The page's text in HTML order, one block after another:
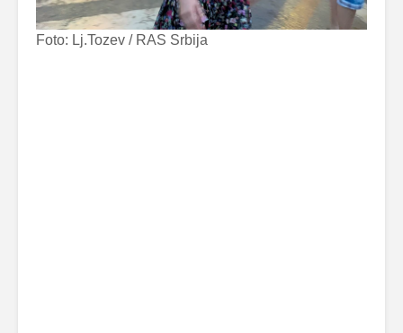
Foto: Lj.Tozev / RAS Srbija